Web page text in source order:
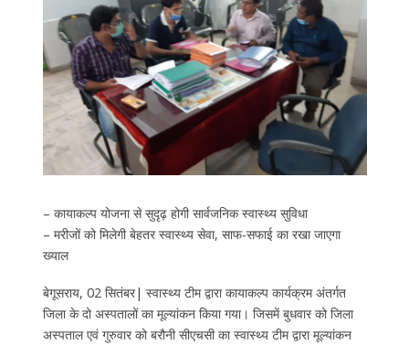
– कायाकल्प योजना से सुदृढ़ होगी सार्वजनिक स्वास्थ्य सुविधा
– मरीजों को मिलेगी बेहतर स्वास्थ्य सेवा, साफ-सफाई का रखा जाएगा
ख्याल
बेगूसराय, 02 सितंबर| स्वास्थ्य टीम द्वारा कायाकल्प कार्यक्रम अंतर्गत
जिला के दो अस्पतालों का मूल्यांकन किया गया। जिसमें बुधवार को जिला
अस्पताल एवं गुरुवार को बरौनी सीएचसी का स्वास्थ्य टीम द्वारा मूल्यांकन